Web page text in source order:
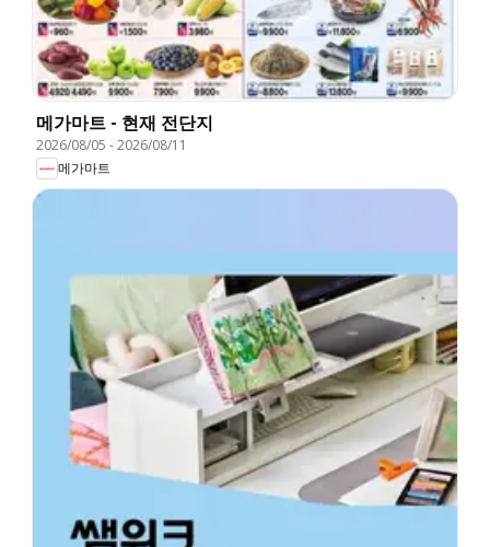
메가마트 - 현재 전단지
2026/08/05 -2026/08/11
메가마트